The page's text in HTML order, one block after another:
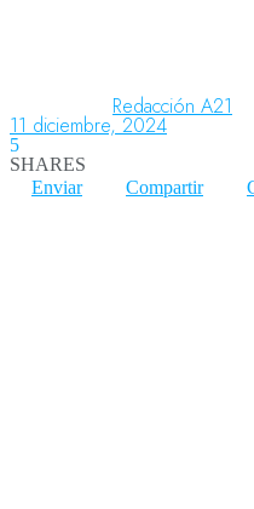
Redacción A21
11 diciembre, 2024
5
SHARES
Enviar
Compartir